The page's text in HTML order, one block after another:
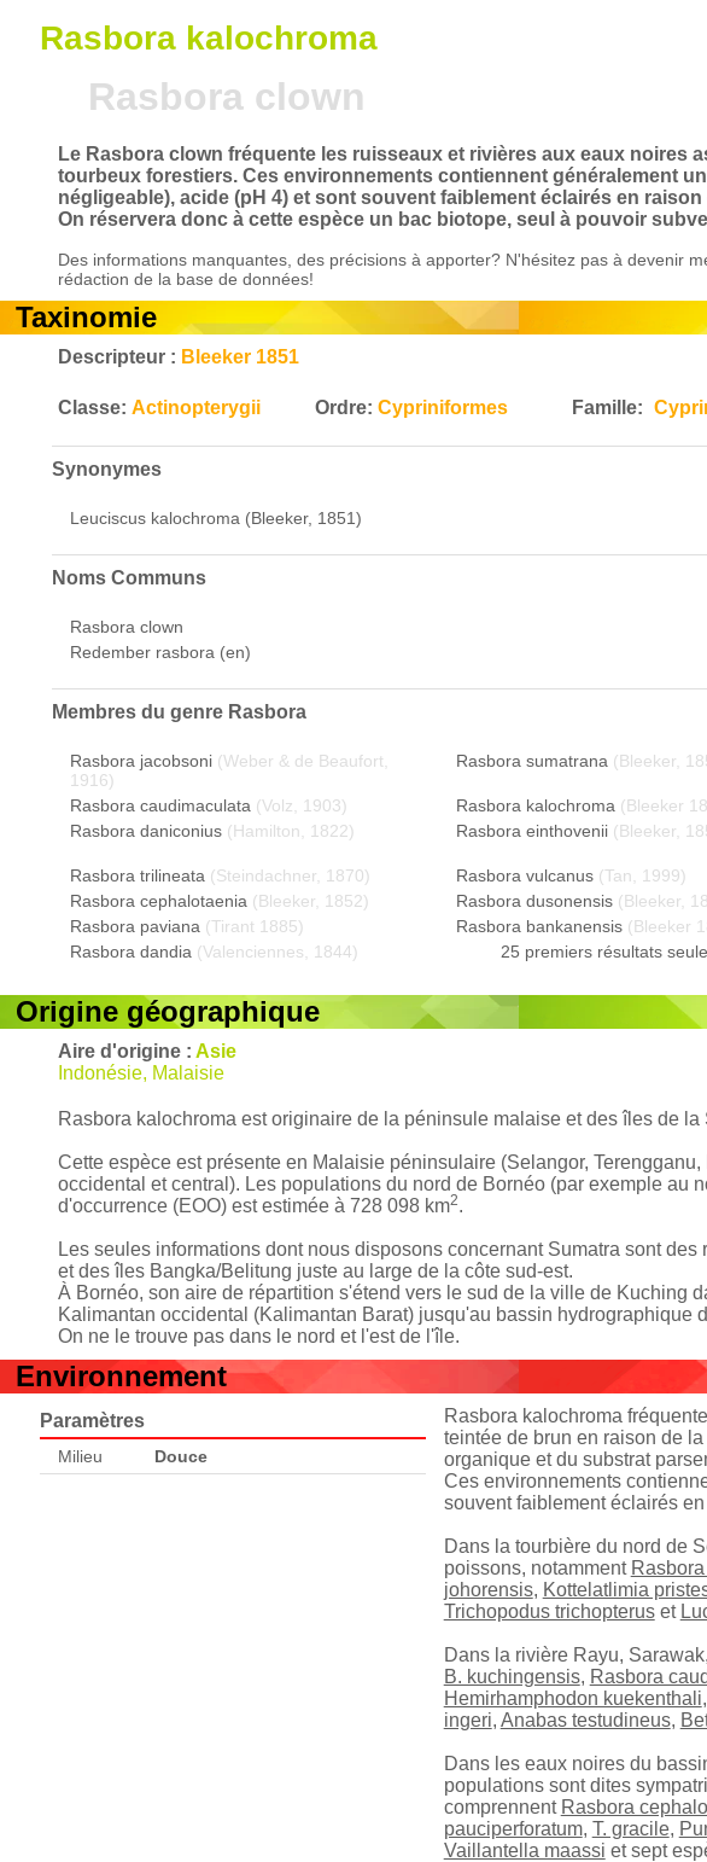
Rasbora kalochroma
Rasbora clown
Le Rasbora clown fréquente les ruisseaux et rivières aux eaux noires
tourbeux forestiers. Ces environnements contiennent généralement
négligeable), acide (pH 4) et sont souvent faiblement éclairés en raison
On réservera donc à cette espèce un bac biotope, seul à pouvoir
Des informations manquantes, des précisions à apporter? N'hésitez pas à devenir
rédaction de la base de données!
Taxinomie
Descripteur : Bleeker 1851
Classe:Actinopterygii Ordre:Cypriniformes Famille:
Synonymes
Leuciscus kalochroma (Bleeker, 1851)
Noms Communs
Rasbora clown
Redember rasbora (en)
Membres du genre Rasbora
Rasbora jacobsoni (Weber & de Beaufort,
1916)
Rasbora sumatrana (Bleeker,
Rasbora caudimaculata (Volz, 1903) Rasbora kalochroma (Bleeker
Rasbora daniconius (Hamilton, 1822) Rasbora einthovenii (Bleeker,
Rasbora trilineata (Steindachner, 1870) Rasbora vulcanus (Tan, 1999)
Rasbora cephalotaenia (Bleeker, 1852) Rasbora dusonensis (Bleeker,
Rasbora paviana (Tirant 1885) Rasbora bankanensis (Bleeker
Rasbora dandia (Valenciennes, 1844) 25 premiers résultats
Origine géographique
Aire d'origine :Asie
Indonésie, Malaisie
Rasbora kalochroma est originaire de la péninsule malaise et des îles de
Cette espèce est présente en Malaisie péninsulaire (Selangor,
occidental et central). Les populations du nord de Bornéo (par exemple au
d'occurrence (EOO) est estimée à 728 098 km2.
Les seules informations dont nous disposons concernant Sumatra sont
et des îles Bangka/Belitung juste au large de la côte sud-est.
À Bornéo, son aire de répartition s'étend vers le sud de la ville de
Kalimantan occidental (Kalimantan Barat) jusqu'au bassin
On ne le trouve pas dans le nord et l'est de l'île.
Environnement
Paramètres
Milieu Douce
Rasbora kalochroma
teintée de brun en raison de
organique et du substrat
Ces environnements
souvent faiblement éclairés
Dans la tourbière du nord de
poissons, notamment
johorensis, Kottelatlimia
Trichopodus trichopteruset
Dans la rivière Rayu,
B. kuchingensis, Rasbora
Hemirhamphodon kuekenthali,
ingeri, Anabas testudineus,
Dans les eaux noires du
populations sont dites
comprennent Rasbora
pauciperforatum, T. gracile,
Vaillantella maassi et sept